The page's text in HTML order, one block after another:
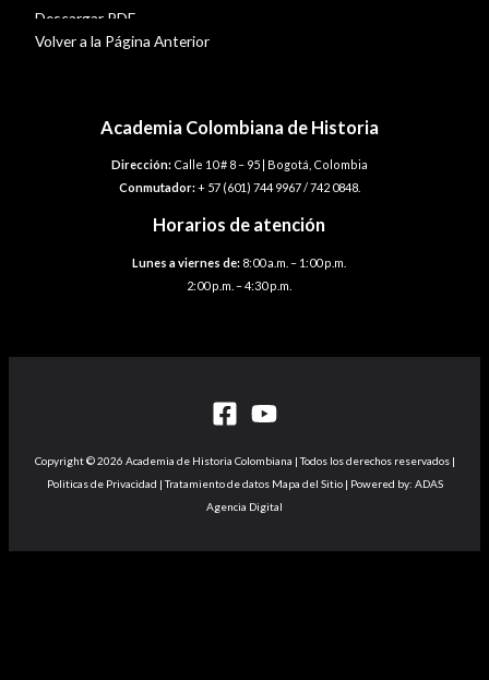
Descargar PDF
Volver a la Página Anterior
Academia Colombiana de Historia
Dirección:Calle 10 # 8 – 95 | Bogotá, Colombia
Conmutador:+ 57 (601) 744 9967 / 742 0848.
Horarios de atención
Lunes a viernes de: 8:00 a.m. – 1:00 p.m.
2:00 p.m. – 4:30 p.m.
Copyright © 2026 Academia de Historia Colombiana | Todos los derechos reservados |
Politicas de Privacidad | Tratamiento de datos Mapa del Sitio | Powered by: ADAS
Agencia Digital